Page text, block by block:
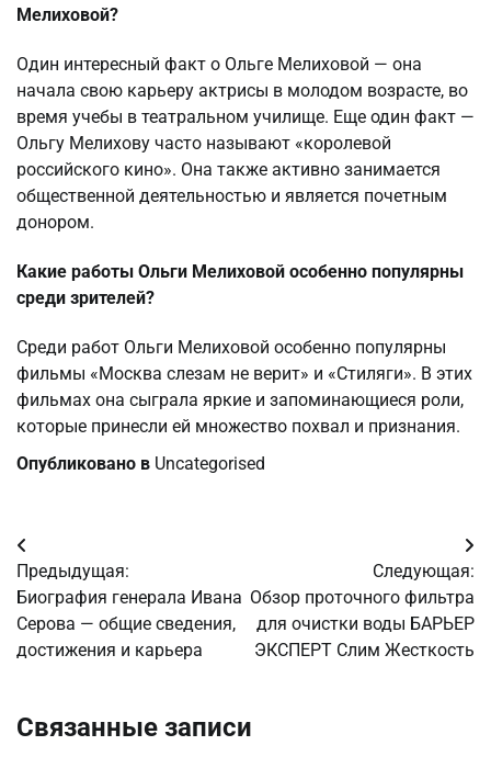
Мелиховой?
Один интересный факт о Ольге Мелиховой — она
начала свою карьеру актрисы в молодом возрасте, во
время учебы в театральном училище. Еще один факт —
Ольгу Мелихову часто называют «королевой
российского кино». Она также активно занимается
общественной деятельностью и является почетным
донором.
Какие работы Ольги Мелиховой особенно популярны
среди зрителей?
Среди работ Ольги Мелиховой особенно популярны
фильмы «Москва слезам не верит» и «Стиляги». В этих
фильмах она сыграла яркие и запоминающиеся роли,
которые принесли ей множество похвал и признания.
Опубликовано в Uncategorised
Навигация
по
записям
Предыдущая:
Биография генерала Ивана
Серова — общие сведения,
достижения и карьера
Следующая:
Обзор проточного фильтра
для очистки воды БАРЬЕР
ЭКСПЕРТ Слим Жесткость
Связанные записи